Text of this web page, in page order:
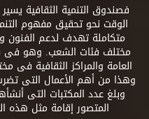
فصندوق التنمية الثقافية
الوقت نحو تحقيق مفهوم
متكاملة تهدف لدعم الفنون
مختلف فئات الشعب. وهو فى
العامة والمراكز الثقافية فى
وهذا من أهم الأعمال التى
وبلغ عدد المكتبات التى
المتصور إقامة مثل هذه